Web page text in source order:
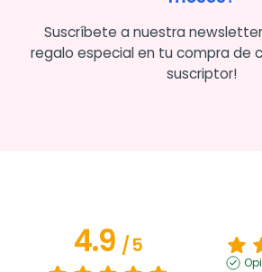
Suscríbete a nuestra
regalo especial en tu compra de
suscriptor!
4.9/5